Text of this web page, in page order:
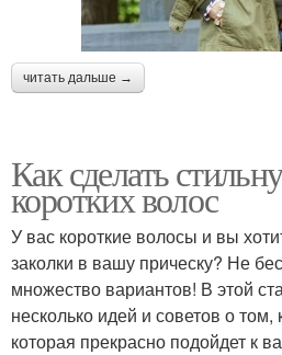
Волос с прямыми
Эффективные прически
Крабики для коротких
волос
читать дальше →
Как сделать
коротких волос
У вас короткие волосы и вы
заколки в вашу прическу? Не
множество вариантов! В этой
несколько идей и советов о том,
которая прекрасно подойдет к